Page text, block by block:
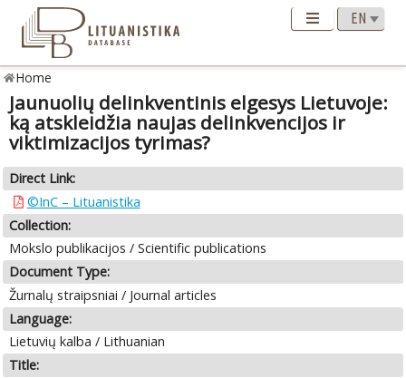
Home
Jaunuolių delinkventinis elgesys Lietuvoje:
ką atskleidžia naujas delinkvencijos ir
viktimizacijos tyrimas?
Direct Link:
©InC – Lituanistika
Collection:
Mokslo publikacijos / Scientific publications
Document Type:
Žurnalų straipsniai / Journal articles
Language:
Lietuvių kalba / Lithuanian
Title: